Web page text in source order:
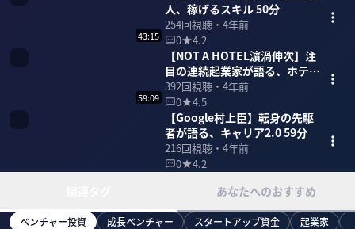
人、稼げるスキル 50分
254回視聴・ 4年前
0
4.2
43:15
【NOT A HOTEL濵渦伸次】注
目の連続起業家が語る、ホテ
ル・住宅のDX 43分
392回視聴・ 4年前
0
4.5
59:09
【Google村上臣】転身の先駆
者が語る、キャリア2.0 59分
216回視聴・ 4年前
0
4.2
あなたへのおすすめ
ベンチャー投資 成長ベンチャー スタートアップ資金 起業家